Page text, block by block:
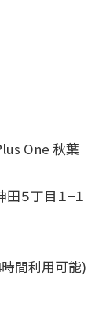
One 秋葉
５丁目１−１
間利用可能)